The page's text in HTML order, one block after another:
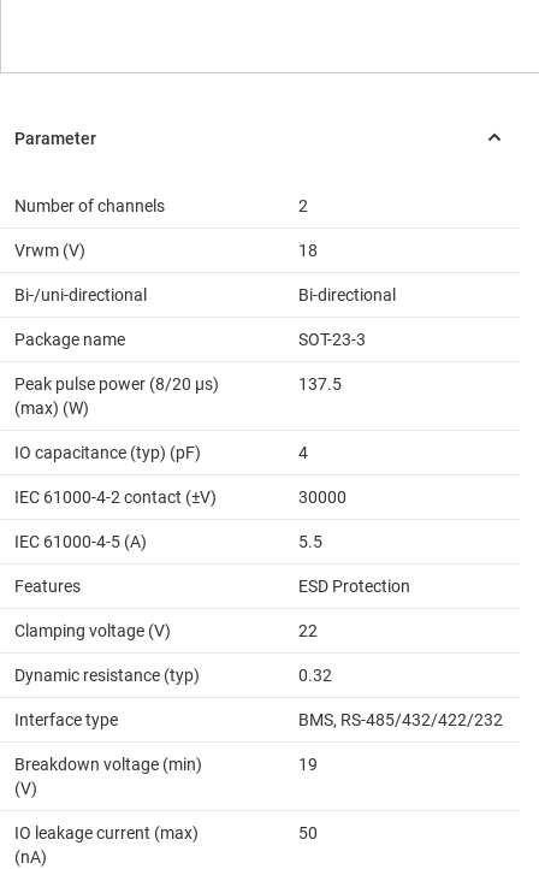
Number of channels 2
Vrwm (V) 18
Bi-/uni-directional Bi-directional
Package name SOT-23-3
Peak pulse power (8/20 μs)
(max) (W)
137.5
IO capacitance (typ) (pF) 4
IEC 61000-4-2 contact (±V) 30000
IEC 61000-4-5 (A) 5.5
Features ESD Protection
Clamping voltage (V) 22
Dynamic resistance (typ) 0.32
Interface type BMS, RS-485/432/422/232
Breakdown voltage (min)
(V)
19
IO leakage current (max)
(nA)
50